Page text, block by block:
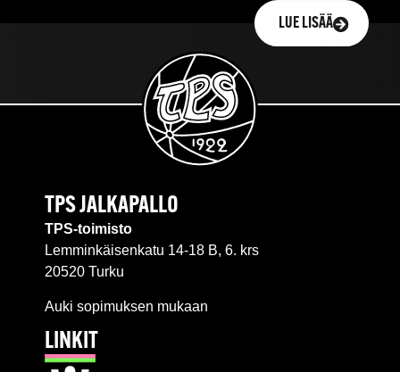
LUE LISÄÄ
TPS JALKAPALLO
TPS-toimisto
Lemminkäisenkatu 14-18 B, 6. krs
20520 Turku
Auki sopimuksen mukaan
LINKIT